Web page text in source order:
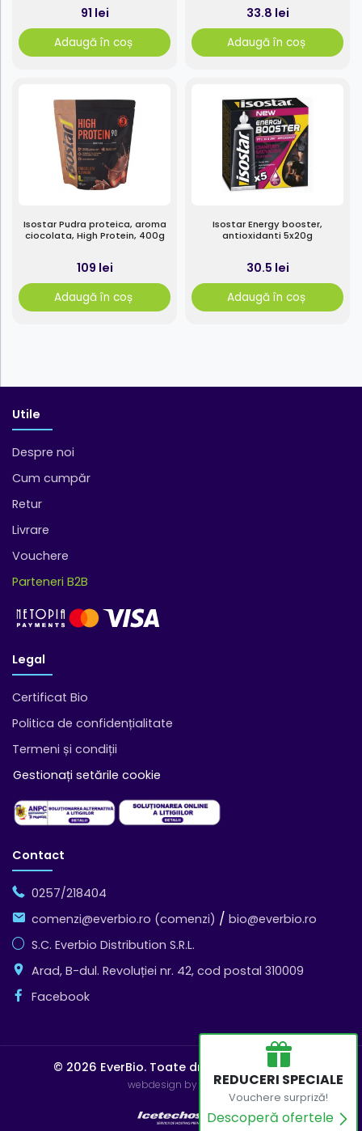
91 lei
Adaugă în coș
33.8 lei
Adaugă în coș
Isostar Pudra proteica, aroma
ciocolata, High Protein, 400g
109 lei
Adaugă în coș
Isostar Energy booster,
antioxidanti 5x20g
30.5 lei
Adaugă în coș
REDUCERI SPECIALE
Vouchere surpriză!
Descoperă ofertele
Utile
Despre noi
Cum cumpăr
Retur
Livrare
Vouchere
Parteneri B2B
Legal
Certificat Bio
Politica de confidențialitate
Termeni și condiții
Gestionați setările cookie
Contact
0257/218404
comenzi@everbio.ro (comenzi) / bio@everbio.ro
S.C. Everbio Distribution S.R.L.
Arad, B-dul. Revoluției nr. 42, cod postal 310009
Facebook
© 2026 EverBio. Toate drepturile rezervate
webdesign by Icetech